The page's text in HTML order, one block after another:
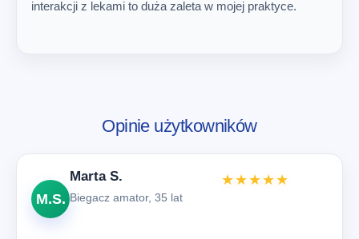
interakcji z lekami to duża zaleta w mojej praktyce.
Opinie użytkowników
M.S.
Marta S.
Biegacz amator, 35 lat
★★★★★